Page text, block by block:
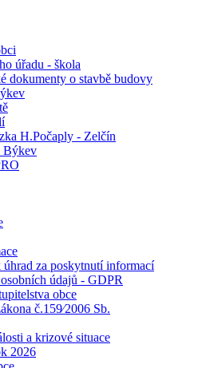
úřadu - škola
dokumenty o stavbě budovy
H.Počaply - Zelčín
Býkev
úhrad za poskytnutí informací
údajů - GDPR
obce
č.159⁄2006 Sb.
a krizové situace
2026